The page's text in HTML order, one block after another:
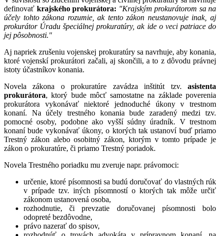
definovať krajského prokurátora: "Krajským prokurátorom sa na
účely tohto zákona rozumie, ak tento zákon neustanovuje inak, aj
prokurátor Úradu špeciálnej prokuratúry, ak ide o veci patriace do
jej pôsobnosti."
Aj napriek zrušeniu vojenskej prokuratúry sa navrhuje, aby konania,
ktoré vojenskí prokurátori začali, aj skončili, a to z dôvodu právnej
istoty účastníkov konania.
Novela zákona o prokuratúre zavádza inštitút tzv. asistenta
prokurátora, ktorý bude môcť samostatne na základe poverenia
prokurátora vykonávať niektoré jednoduché úkony v trestnom
konaní. Na účely trestného konania bude zaradený medzi tzv.
pomocné osoby, podobne ako vyšší súdny úradník. V trestnom
konaní bude vykonávať úkony, o ktorých tak ustanoví buď priamo
Trestný zákon alebo osobitný zákon, ktorým v tomto prípade je
zákon o prokuratúre, či priamo Trestný poriadok.
Novela Trestného poriadku mu zveruje napr. právomoci:
určenie, ktoré písomnosti sa budú doručovať do vlastných rúk
v prípade tzv. iných písomností o ktorých tak môže určiť
zákonom ustanovená osoba,
rozhodnutie, či prevzatie doručovanej písomnosti bolo
odopreté bezdôvodne,
právo nazerať do spisov,